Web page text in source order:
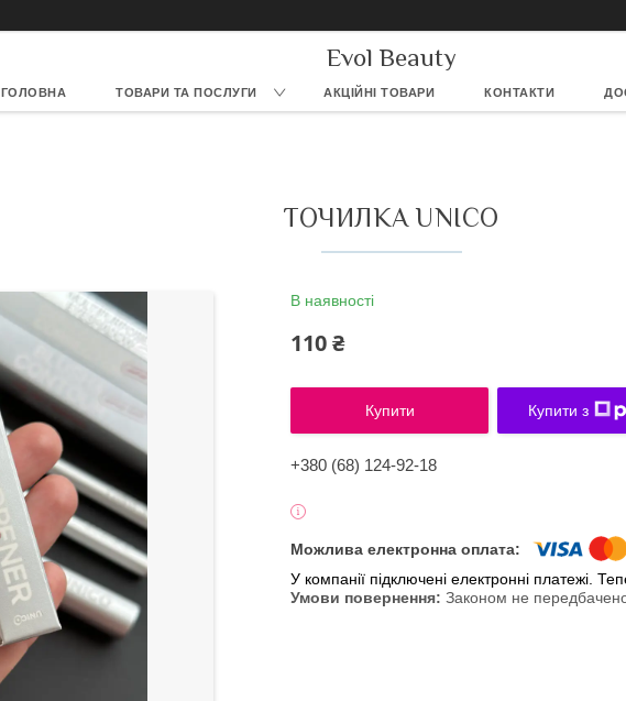
Evol Beauty
ГОЛОВНА ТОВАРИ ТА ПОСЛУГИ АКЦІЙНІ ТОВАРИ КОНТАКТИ
ТОЧИЛКА UNICO
В наявності
110 ₴
Купити Купити з
+380 (68) 124-92-18
У компанії підключені електронні платежі.
Законом не